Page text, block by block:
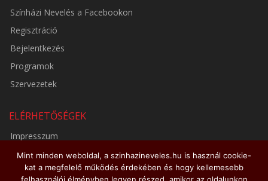
Színházi Nevelés a Facebookon
Regisztráció
Bejelentkezés
Programok
Szervezetek
ELÉRHETŐSÉGEK
Impresszum
Adatkezelési tájékoztató
Médiaajánlat
Mint minden weboldal, a szinhazineveles.hu is használ cookie-
kat a megfelelő működés érdekében és hogy kellemesebb